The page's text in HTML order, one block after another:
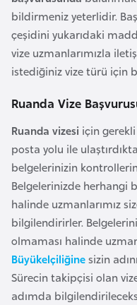
bildirmeniz yeterlidir.
çeşidini yukarıdaki
vize uzmanlarımızla
istediğiniz vize türü için
Ruanda Vize
Ruanda vizesi için
posta yolu ile
belgelerinizin
Belgelerinizde herhangi
halinde uzmanlarımız
bilgilendirirler.
olmaması halinde
Büyükelçiliğinesizin
Sürecin takipçisi olan
adımda
F
a
s
o
Ç
a
d
Ç
e
k
C
u
m
h